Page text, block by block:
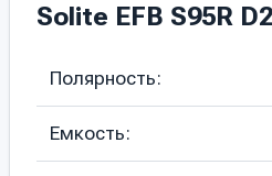
Solite EFB S95R
Полярность:
Емкость: